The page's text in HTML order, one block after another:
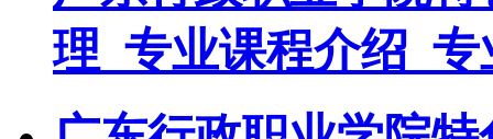
理_专业课程介绍_